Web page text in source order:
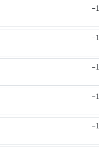
دوره 6 (1393-
دوره 5 (1392-
دوره 4 (1391-
دوره 3 (1390-
دوره 2 (1389-